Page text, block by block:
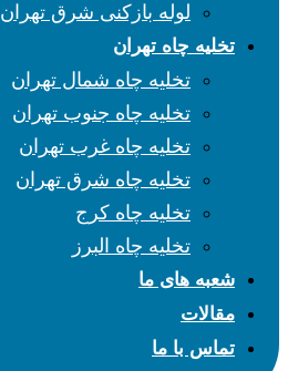
لوله بازکنی شرق تهران
تخلیه چاه تهران
تخلیه چاه شمال تهران
تخلیه چاه جنوب تهران
تخلیه چاه غرب تهران
تخلیه چاه شرق تهران
تخلیه چاه کرج
تخلیه چاه البرز
شعبه های ما
مقالات
تماس با ما